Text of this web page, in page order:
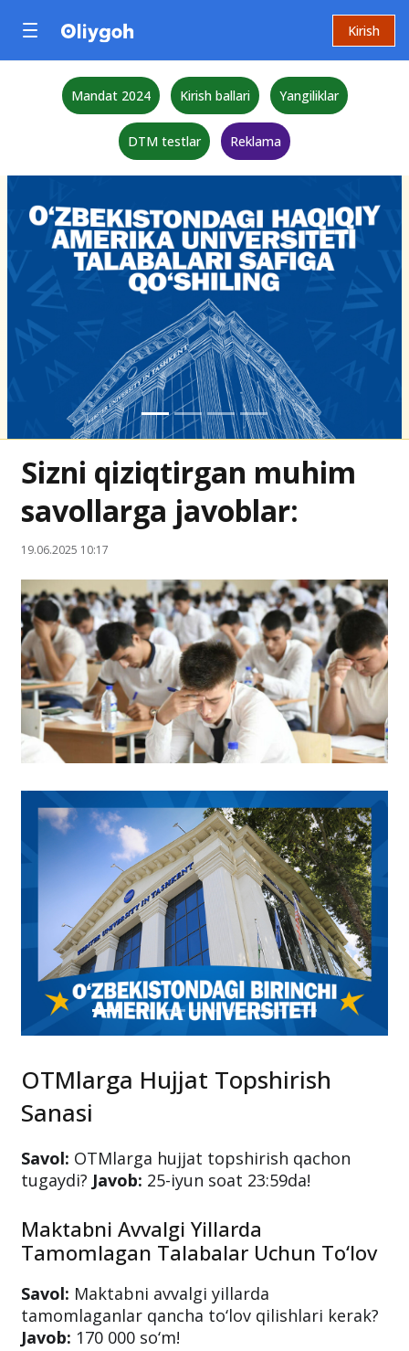
Kirish
Mandat 2024 Kirish ballari Yangiliklar
DTM testlar Reklama
Sizni qiziqtirgan muhim
savollarga javoblar:
19.06.2025 10:17
OTMlarga Hujjat Topshirish
Sanasi
Savol: OTMlarga hujjat topshirish qachon
tugaydi? Javob: 25-iyun soat 23:59da!
Maktabni Avvalgi Yillarda
Tamomlagan Talabalar Uchun To‘lov
Savol: Maktabni avvalgi yillarda
tamomlaganlar qancha to‘lov qilishlari kerak?
Javob: 170 000 so‘m!